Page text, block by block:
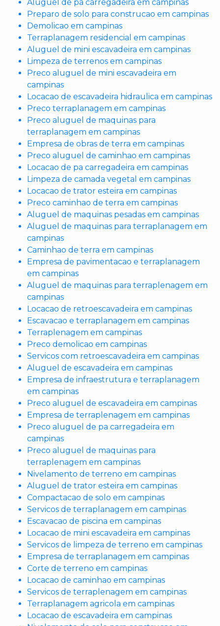
Aluguel de pa carregadeira em campinas
Preparo de solo para construcao em campinas
Demolicao em campinas
Terraplanagem residencial em campinas
Aluguel de mini escavadeira em campinas
Limpeza de terrenos em campinas
Preco aluguel de mini escavadeira em
campinas
Locacao de escavadeira hidraulica em campinas
Preco terraplanagem em campinas
Preco aluguel de maquinas para
terraplanagem em campinas
Empresa de obras de terra em campinas
Preco aluguel de caminhao em campinas
Locacao de pa carregadeira em campinas
Limpeza de camada vegetal em campinas
Locacao de trator esteira em campinas
Preco caminhao de terra em campinas
Aluguel de maquinas pesadas em campinas
Aluguel de maquinas para terraplanagem em
campinas
Caminhao de terra em campinas
Empresa de pavimentacao e terraplanagem
em campinas
Aluguel de maquinas para terraplenagem em
campinas
Locacao de retroescavadeira em campinas
Escavacao e terraplanagem em campinas
Terraplenagem em campinas
Preco demolicao em campinas
Servicos com retroescavadeira em campinas
Aluguel de escavadeira em campinas
Empresa de infraestrutura e terraplanagem
em campinas
Preco aluguel de escavadeira em campinas
Empresa de terraplenagem em campinas
Preco aluguel de pa carregadeira em
campinas
Preco aluguel de maquinas para
terraplenagem em campinas
Nivelamento de terreno em campinas
Aluguel de trator esteira em campinas
Compactacao de solo em campinas
Servicos de terraplanagem em campinas
Escavacao de piscina em campinas
Locacao de mini escavadeira em campinas
Servicos de limpeza de terreno em campinas
Empresa de terraplanagem em campinas
Corte de terreno em campinas
Locacao de caminhao em campinas
Servicos de terraplenagem em campinas
Terraplanagem agricola em campinas
Locacao de escavadeira em campinas